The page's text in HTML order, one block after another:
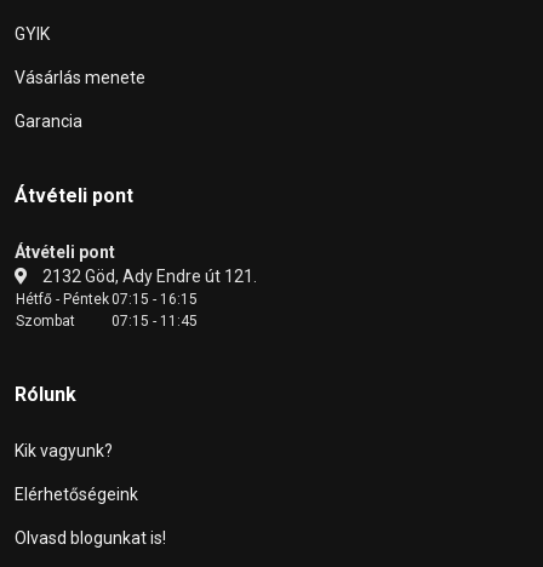
GYIK
Vásárlás menete
Garancia
Átvételi pont
Átvételi pont
2132 Göd, Ady Endre út 121.
Hétfő - Péntek07:15 - 16:15
Szombat
07:15 - 11:45
Rólunk
Kik vagyunk?
Elérhetőségeink
Olvasd blogunkat is!